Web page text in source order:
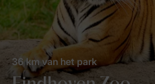
36 km van het park